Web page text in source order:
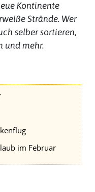
Kontinente
Strände. Wer
selber sortieren,
und mehr.
im Februar